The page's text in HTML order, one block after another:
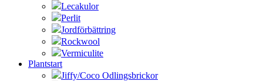
Lecakulor
Perlit
Jordförbättring
Rockwool
Vermiculite
Plantstart
Jiffy/Coco Odlingsbrickor